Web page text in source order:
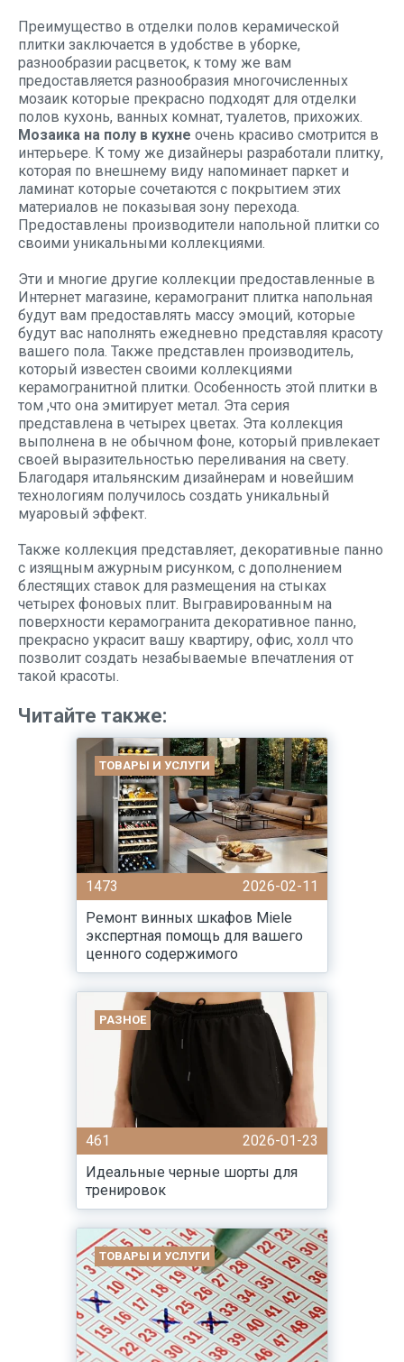
Преимущество в отделки полов керамической
плитки заключается в удобстве в уборке,
разнообразии расцветок, к тому же вам
предоставляется разнообразия многочисленных
мозаик которые прекрасно подходят для отделки
полов кухонь, ванных комнат, туалетов, прихожих.
Мозаика на полу в кухне очень красиво смотрится в
интерьере. К тому же дизайнеры разработали плитку,
которая по внешнему виду напоминает паркет и
ламинат которые сочетаются с покрытием этих
материалов не показывая зону перехода.
Предоставлены производители напольной плитки со
своими уникальными коллекциями.
Эти и многие другие коллекции предоставленные в
Интернет магазине, керамогранит плитка напольная
будут вам предоставлять массу эмоций, которые
будут вас наполнять ежедневно представляя красоту
вашего пола. Также представлен производитель,
который известен своими коллекциями
керамогранитной плитки. Особенность этой плитки в
том ,что она эмитирует метал. Эта серия
представлена в четырех цветах. Эта коллекция
выполнена в не обычном фоне, который привлекает
своей выразительностью переливания на свету.
Благодаря итальянским дизайнерам и новейшим
технологиям получилось создать уникальный
муаровый эффект.
Также коллекция представляет, декоративные панно
с изящным ажурным рисунком, с дополнением
блестящих ставок для размещения на стыках
четырех фоновых плит. Выгравированным на
поверхности керамогранита декоративное панно,
прекрасно украсит вашу квартиру, офис, холл что
позволит создать незабываемые впечатления от
такой красоты.
Читайте также:
ТОВАРЫ И УСЛУГИ
1473
2026-02-11
Ремонт винных шкафов Miele
экспертная помощь для вашего
ценного содержимого
РАЗНОЕ
461
2026-01-23
Идеальные черные шорты для
тренировок
ТОВАРЫ И УСЛУГИ